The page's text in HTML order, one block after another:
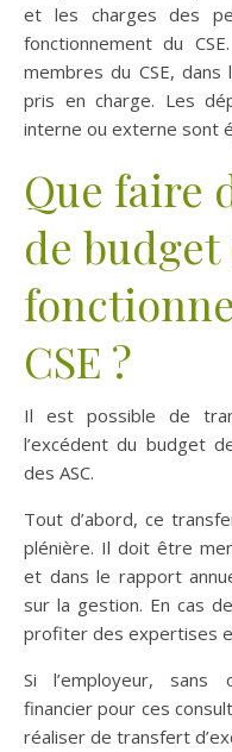
et les charges des
fonctionnement du
membres du CSE,
pris en charge. Les
interne ou externe sont
Que faire
de budget
CSE ?
Il est possible de
l’excédent du budget
des ASC.
Tout d’abord, ce
plénière. Il doit être
et dans le rapport
sur la gestion. En cas
profiter des expertises
Si l’employeur, sans
financier pour ces
réaliser de transfert